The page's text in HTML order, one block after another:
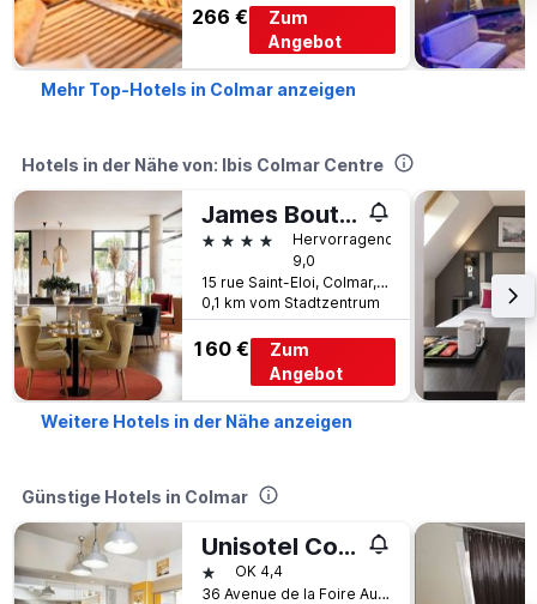
266 €
Zum
Angebot
Mehr Top-Hotels in Colmar anzeigen
Hotels in der Nähe von: Ibis Colmar Centre
James Boutique Hôtel
4 Sterne
Hervorragend
9,0
15 rue Saint-Eloi, Colmar, Haut-Rhin, Frankreich
0,1 km vom Stadtzentrum
160 €
Zum
Angebot
Weitere Hotels in der Nähe anzeigen
Günstige Hotels in Colmar
Unisotel Colmar Parc Des Exposition Ex F1
1 SternOK 4,4
36 Avenue de la Foire Aux Vins, Colmar, Haut-Rhin, Frankreich